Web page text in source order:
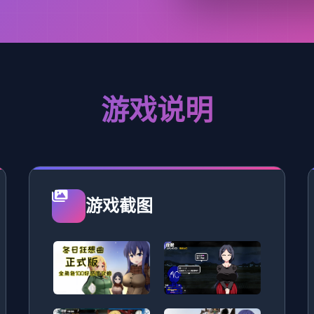
游戏说明
游戏截图